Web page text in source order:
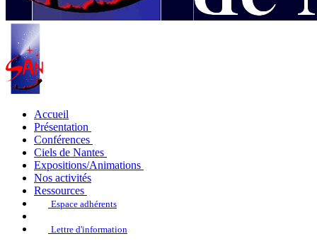
Accueil
Présentation
Conférences
Ciels de Nantes
Expositions/Animations
Nos activités
Ressources
Espace adhérents
Lettre d'information